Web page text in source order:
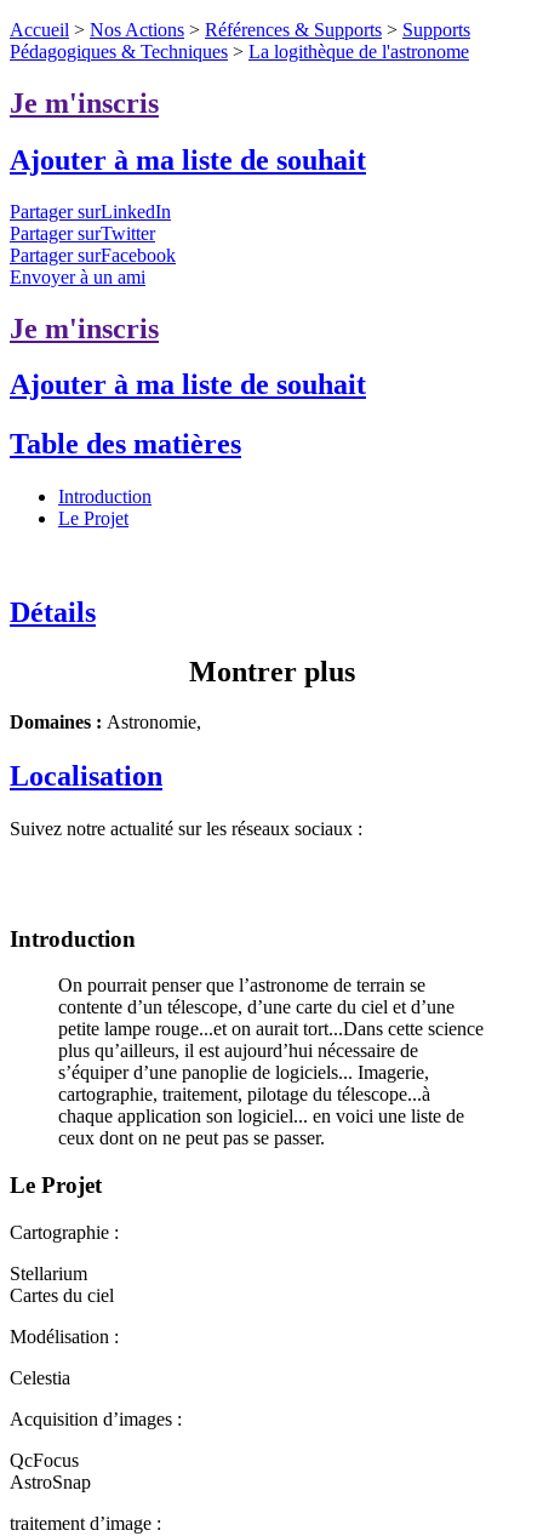
Accueil > Nos Actions > Références & Supports > Supports
Pédagogiques & Techniques > La logithèque de l'astronome
Je m'inscris
Ajouter à ma liste de souhait
Partager surLinkedIn
Partager surTwitter
Partager surFacebook
Envoyer à un ami
Je m'inscris
Ajouter à ma liste de souhait
Table des matières
Introduction
Le Projet
Détails
Montrer plus
Domaines : Astronomie,
Localisation
Suivez notre actualité sur les réseaux sociaux :
Introduction
On pourrait penser que l’astronome de terrain se
contente d’un télescope, d’une carte du ciel et d’une
petite lampe rouge...et on aurait tort...Dans cette science
plus qu’ailleurs, il est aujourd’hui nécessaire de
s’équiper d’une panoplie de logiciels... Imagerie,
cartographie, traitement, pilotage du télescope...à
chaque application son logiciel... en voici une liste de
ceux dont on ne peut pas se passer.
Le Projet
Cartographie :
Stellarium
Cartes du ciel
Modélisation :
Celestia
Acquisition d’images :
QcFocus
AstroSnap
traitement d’image :